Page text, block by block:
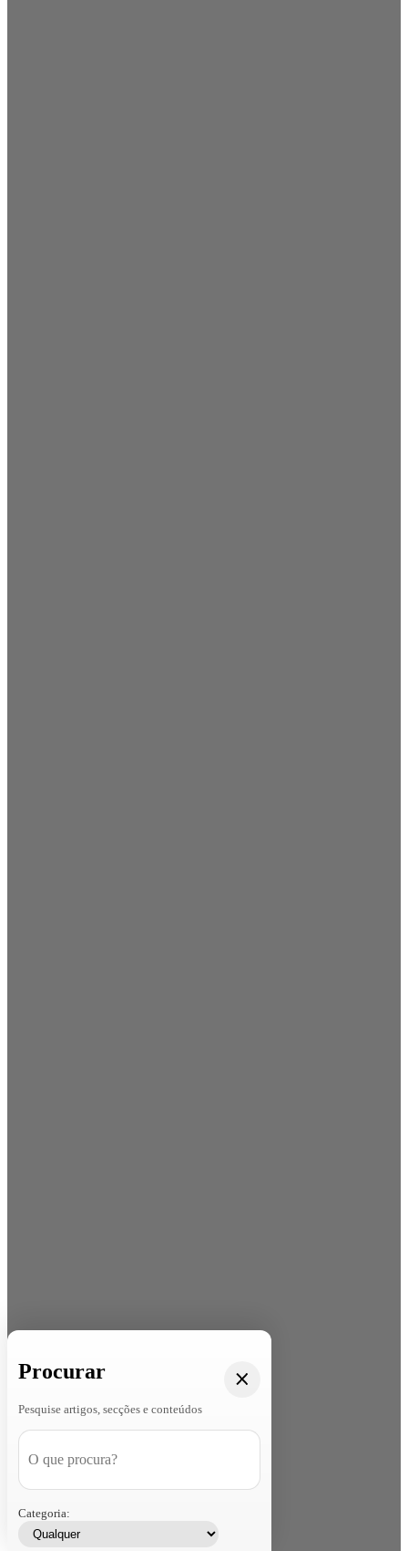
Procurar
Pesquise artigos, secções e conteúdos
Categoria: